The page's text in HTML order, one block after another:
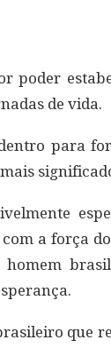
poder
de vida.
para
com a força
que